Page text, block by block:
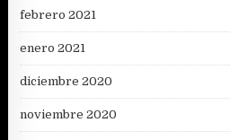
febrero 2021
enero 2021
diciembre 2020
noviembre 2020